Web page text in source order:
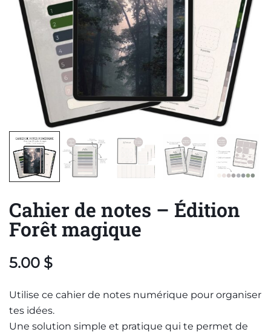
Cahier de notes – Édition
Forêt magique
5.00 $
Utilise ce cahier de notes numérique pour organiser
tes idées.
Une solution simple et pratique qui te permet de